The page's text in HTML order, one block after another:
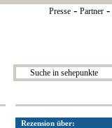
Presse - Partner -
Rezension über: